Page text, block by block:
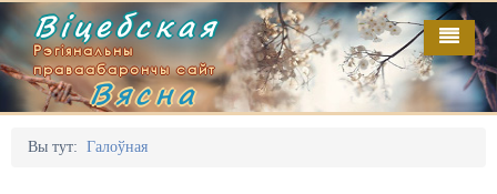
Віцебская
Рэгіянальны
праваабарончы сайт
Вясна
Вы тут: Галоўная
Галоўная
Адміністрацыйны перасьлед
Выданьні